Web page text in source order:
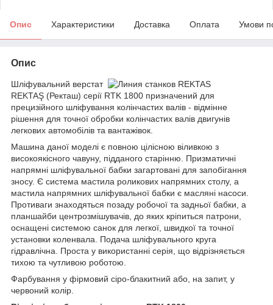
Опис Характеристики Доставка Оплата Умови
Опис
Шліфувальний верстат
REKTAŞ (Ректаш) серії RTK 1800 призначений для
прецизійного шліфування колінчастих валів - відмінне
рішення для точної обробки колінчастих валів двигунів
легкових автомобілів та вантажівок.
Машина даної моделі є повною цілісною віливкою з
високоякісного чавуну, підданого старінню. Призматичні
напрямні шліфувальної бабки загартовані для запобігання
зносу. Є система мастила роликових напрямних столу, а
мастила напрямних шліфувальної бабки є масляні насоси.
Противаги знаходяться позаду робочої та задньої бабки, а
планшайби центрозмішувачів, до яких кріпиться патрони,
оснащені системою санок для легкої, швидкої та точної
установки коленвала. Подача шліфувального круга
гідравлічна. Проста у використанні серія, що відрізняється
тихою та чутливою роботою.
Фарбування у фірмовий сіро-блакитний або, на запит, у
червоний колір.